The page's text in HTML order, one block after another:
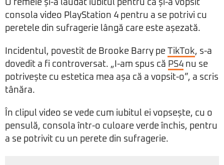
O femeie și-a lăudat iubitul pentru că și-a vopsit
consola video PlayStation 4 pentru a se potrivi cu
peretele din sufragerie lângă care este așezată.
Incidentul, povestit de Brooke Barry pe TikTok, s-a
dovedit a fi controversat. „I-am spus că PS4 nu se
potrivește cu estetica mea așa că a vopsit-o”, a scris
tânăra.
În clipul video se vede cum iubitul ei vopsește, cu o
pensulă, consola într-o culoare verde închis, pentru
a se potrivit cu un perete din sufragerie.